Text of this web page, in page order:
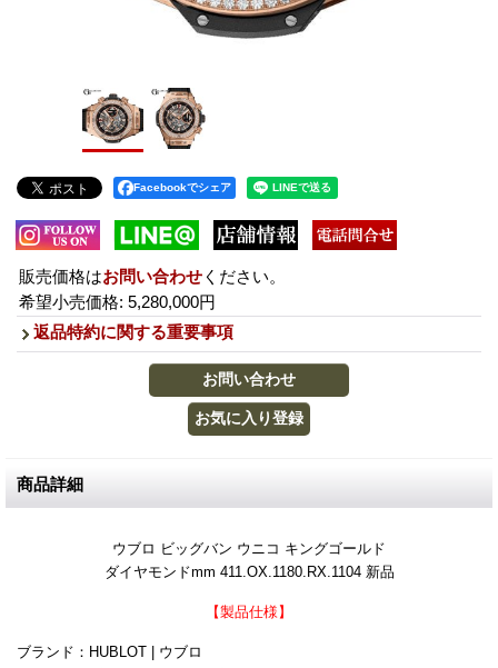
Facebookでシェア
販売価格はお問い合わせ ください。
希望小売価格: 5,280,000円
返品特約に関する重要事項
商品詳細
ウブロ ビッグバン ウニコ キングゴールド
ダイヤモンドmm 411.OX.1180.RX.1104 新品
【製品仕様】
ブランド：HUBLOT | ウブロ